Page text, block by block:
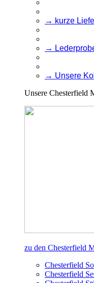
→ kurze
→
→ Unsere
Unsere Chesterfield
zu den Chesterfield
Chesterfield
Chesterfield